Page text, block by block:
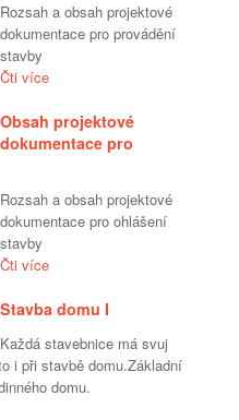
Rozsah a obsah projektové
dokumentace pro provádění
stavby
Čti více
Obsah projektové
dokumentace pro
Rozsah a obsah projektové
dokumentace pro ohlášení
stavby
Čti více
Stavba domu I
Každá stavebnice má svuj
i při stavbě domu.Základní
domu.